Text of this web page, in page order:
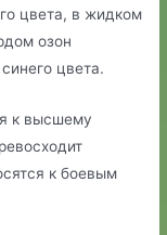
цвета, в жидком
озон
цвета.
к высшему
к боевым